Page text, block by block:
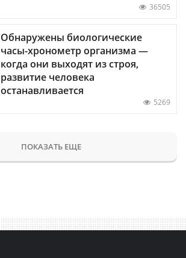
36505
Обнаружены биологические
часы-хронометр организма —
когда они выходят из строя,
развитие человека
останавливается
5269
ПОКАЗАТЬ ЕЩЕ